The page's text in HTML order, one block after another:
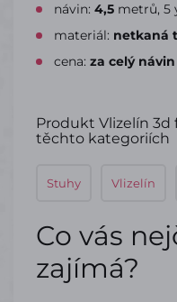
návin: 4,5 metrů, 5
materiál: netkaná
cena: za celý návin
Produkt Vlizelín 3d
těchto kategoriích
Stuhy Vlizelín
Co vás
zajímá?